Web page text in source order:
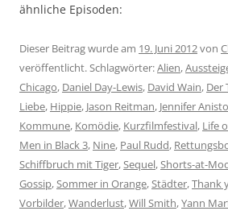
ähnliche Episoden:
Dieser Beitrag wurde am 19. Juni 2012von
veröffentlicht. Schlagwörter:Alien,
Chicago, Daniel Day-Lewis, David Wain, Der
Liebe, Hippie, Jason Reitman, Jennifer
Kommune, Komödie, Kurzfilmfestival, Life
Men in Black 3, Nine, Paul Rudd,
Schiffbruch mit Tiger,Sequel,Shorts-at-
Gossip,Sommer in Orange,Städter,Thank
Vorbilder,Wanderlust,Will Smith,Yann